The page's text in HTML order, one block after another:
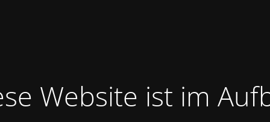
Website ist im